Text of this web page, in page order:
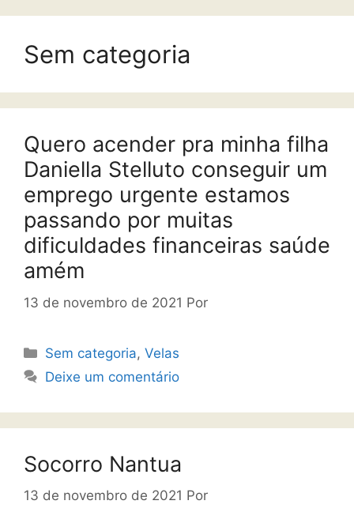
Sem categoria
Quero acender pra minha filha
Daniella Stelluto conseguir um
emprego urgente estamos
passando por muitas
dificuldades financeiras saúde
amém
13 de novembro de 2021 Por
Sem categoria,Velas
Deixe um comentário
Socorro Nantua
13 de novembro de 2021 Por